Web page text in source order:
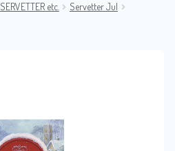
SERVETTER etc.
Servetter Jul